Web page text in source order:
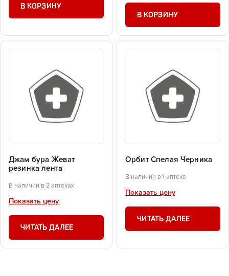
В КОРЗИНУ
В КОРЗИНУ
Джам бура Жеват
резинка лента
В наличии в 2 аптеках
Показать цену
ЧИТАТЬ ДАЛЕЕ
Орбит Спелая Черника
В наличии в 1 аптеке
Показать цену
ЧИТАТЬ ДАЛЕЕ